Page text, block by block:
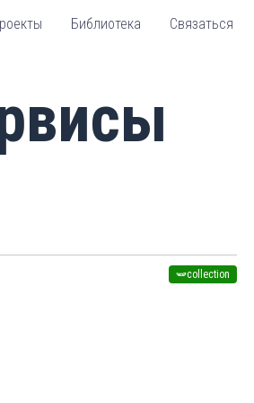
Библиотека Связаться
🫛collection